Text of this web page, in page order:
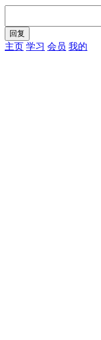
主页 学习 会员 我的